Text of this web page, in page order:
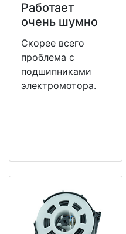
Работает
очень шумно
Скорее всего
проблема с
подшипниками
электромотора.